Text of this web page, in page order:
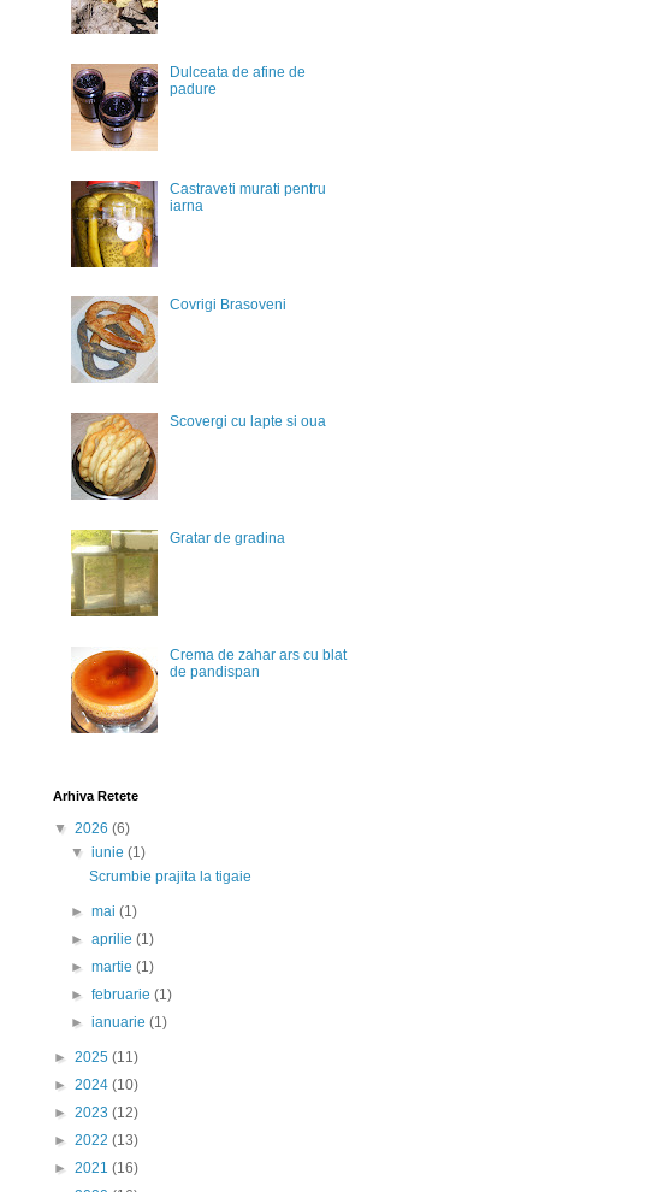
Dulceata de afine de
padure
Castraveti murati pentru
iarna
Covrigi Brasoveni
Scovergi cu lapte si oua
Gratar de gradina
Crema de zahar ars cu blat
de pandispan
Arhiva Retete
▼ 2026 (6)
▼iunie(1)
Scrumbie prajita la tigaie
►mai(1)
►aprilie(1)
►martie(1)
►februarie(1)
►ianuarie(1)
► 2025 (11)
► 2024 (10)
► 2023 (12)
► 2022 (13)
► 2021 (16)